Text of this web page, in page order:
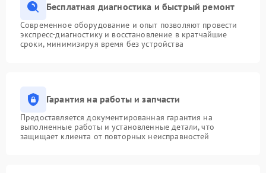
Бесплатная диагностика и быстрый ремонт
Современное оборудование и опыт позволяют провести
экспресс-диагностику и восстановление в кратчайшие
сроки, минимизируя время без устройства
Гарантия на работы и запчасти
Предоставляется документированная гарантия на
выполненные работы и установленные детали, что
защищает клиента от повторных неисправностей